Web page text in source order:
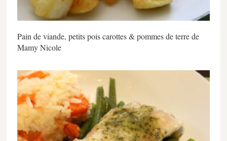
Pain de viande, petits pois carottes & pommes de terre de
Mamy Nicole